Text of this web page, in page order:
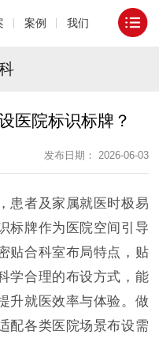
案例 我们
医院标识标牌？
发布日期： 2026-06-03
患者及家属就医时极易
标牌作为医院空间引导
贴合科室布局特点，贴
学合理的布设方式，能
升就医效率与体验。做
配各类医院场景布设需